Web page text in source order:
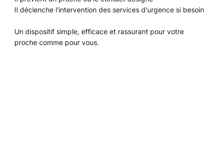
Il déclenche l'intervention des services d'urgence si besoin
Un dispositif simple, efficace et rassurant pour votre
proche comme pour vous.